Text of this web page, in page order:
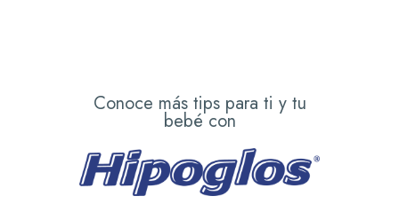
Conoce más tips para ti y tu
bebé con